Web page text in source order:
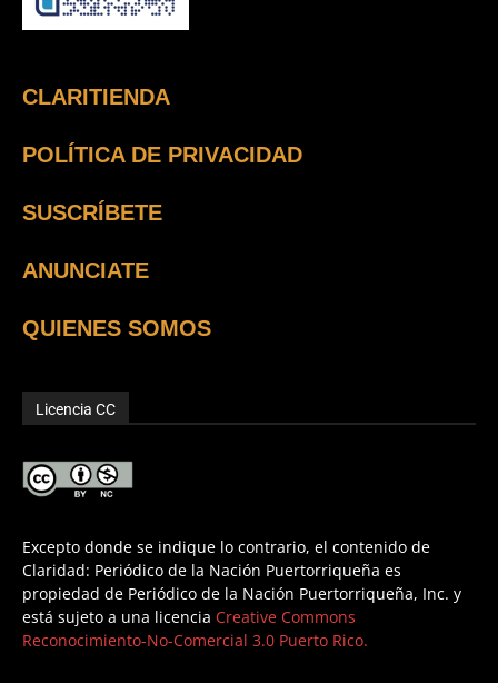
CLARITIENDA
POLÍTICA DE PRIVACIDAD
SUSCRÍBETE
ANUNCIATE
QUIENES SOMOS
Licencia CC
Excepto donde se indique lo contrario, el contenido de
Claridad: Periódico de la Nación Puertorriqueña es
propiedad de Periódico de la Nación Puertorriqueña, Inc. y
está sujeto a una licencia Creative Commons
Reconocimiento-No-Comercial 3.0 Puerto Rico.